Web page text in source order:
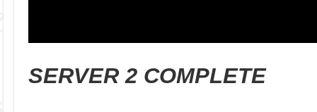
SERVER 2 COMPLETE